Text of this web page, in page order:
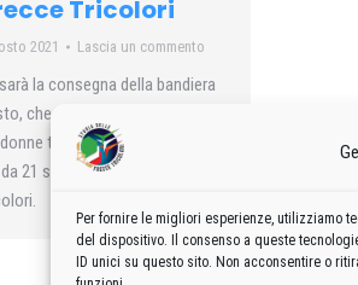
Per fornire le migliori esperienze, utilizziamo
del dispositivo. Il consenso a queste
ID unici su questo sito. Non acconsentire o
Tricolori
2021 Lascia un commento
la consegna della bandiera
che verrà offerta dal
triestine. L’intera
21 salve di cannone a dal